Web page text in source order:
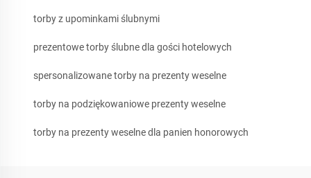
torby z upominkami ślubnymi
prezentowe torby ślubne dla gości hotelowych
spersonalizowane torby na prezenty weselne
torby na podziękowaniowe prezenty weselne
torby na prezenty weselne dla panien honorowych